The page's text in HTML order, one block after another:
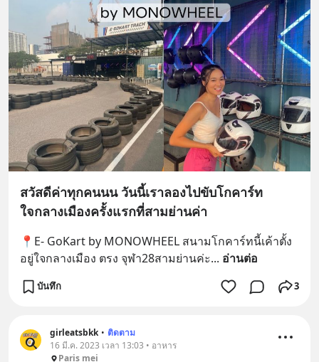
สวัสดีค่าทุกคนนน วันนี้เราลองไปขับโกคาร์ท
ใจกลางเมืองครั้งแรกที่สามย่านค่า
📍E- GoKart by MONOWHEEL สนามโกคาร์ทนี้เค้าตั้ง
อยู่ใจกลางเมือง ตรง จุฬา28สามย่านค่ะ... อ่านต่อ
บันทึก 3
girleatsbkk • ติดตาม
16 มี.ค. 2023 เวลา 13:03 • อาหาร
Paris mei